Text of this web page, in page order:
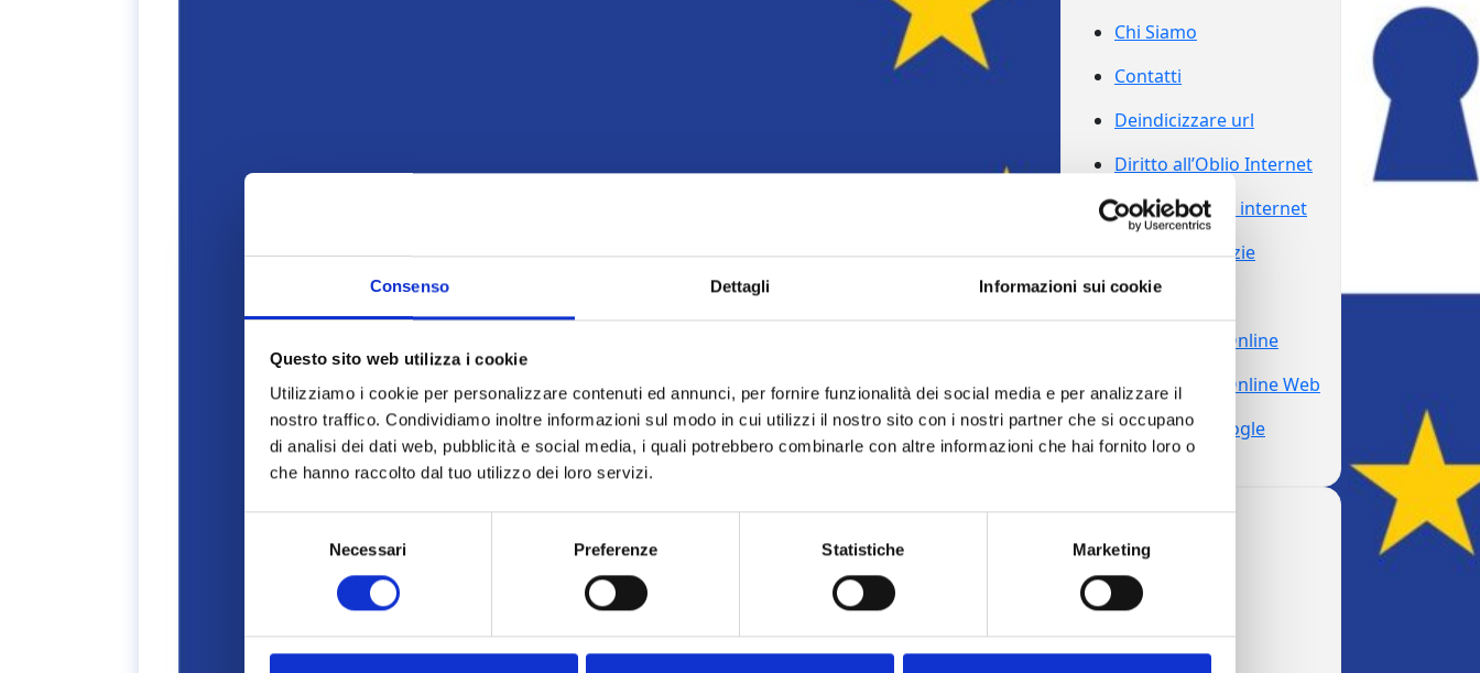
Consenso Dettagli Informazioni sui cookie
Questo sito web utilizza i cookie
Utilizziamo i cookie per personalizzare contenuti ed annunci, per fornire funzionalità dei social media e per analizzare il
nostro traffico. Condividiamo inoltre informazioni sul modo in cui utilizzi il nostro sito con i nostri partner che si occupano
di analisi dei dati web, pubblicità e social media, i quali potrebbero combinarle con altre informazioni che hai fornito loro o
che hanno raccolto dal tuo utilizzo dei loro servizi.
Necessari Preferenze Statistiche Marketing
Chi Siamo
Contatti
Deindicizzare url
Diritto all’Oblio Internet
Diritto all’oblio internet
Eliminare Notizie
Grazie
Reputazione Online
Reputazione Online Web
Sparire da Google
syrus.today
syrus.dev
syrus.es
syrus.com.br
syrus.jp